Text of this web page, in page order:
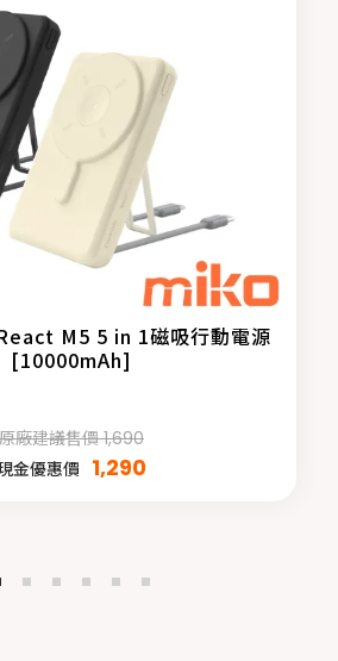
M5 5 in 1磁吸行動電源
[10000mAh]
原廠建議售價 1,690
金優惠價
1,290